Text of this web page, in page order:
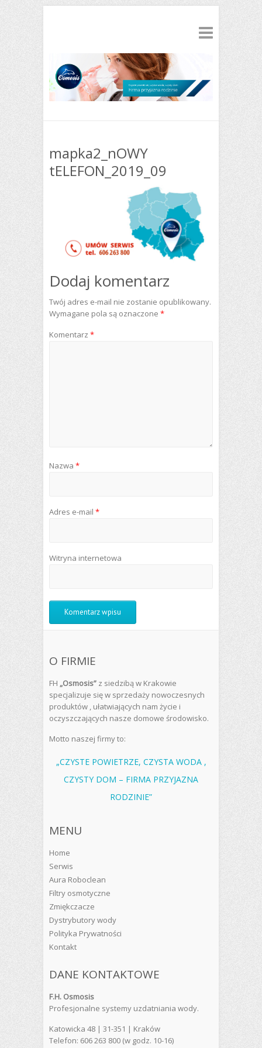
mapka2_nOWY
tELEFON_2019_09
Dodaj komentarz
Twój adres e-mail nie zostanie opublikowany.
Wymagane pola są oznaczone *
Komentarz *
Nazwa *
Adres e-mail *
Witryna internetowa
O FIRMIE
FH „Osmosis” z siedzibą w Krakowie
specjalizuje się w sprzedaży nowoczesnych
produktów , ułatwiających nam życie i
oczyszczających nasze domowe środowisko.
Motto naszej firmy to:
„CZYSTE POWIETRZE, CZYSTA WODA ,
CZYSTY DOM – FIRMA PRZYJAZNA
RODZINIE”
MENU
Home
Serwis
Aura Roboclean
Filtry osmotyczne
Zmiękczacze
Dystrybutory wody
Polityka Prywatności
Kontakt
DANE KONTAKTOWE
F.H. Osmosis
Profesjonalne systemy uzdatniania wody.
Katowicka 48 | 31-351 | Kraków
Telefon: 606 263 800 (w godz. 10-16)